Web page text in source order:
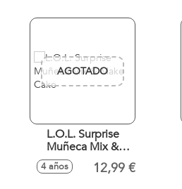
cm
AGOTADO
L.O.L. Surprise
Muñeca Mix &
Make Cake
4 años 12,99 €